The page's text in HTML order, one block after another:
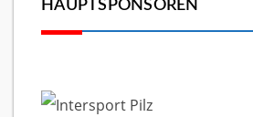
HAUPTSPONSOREN